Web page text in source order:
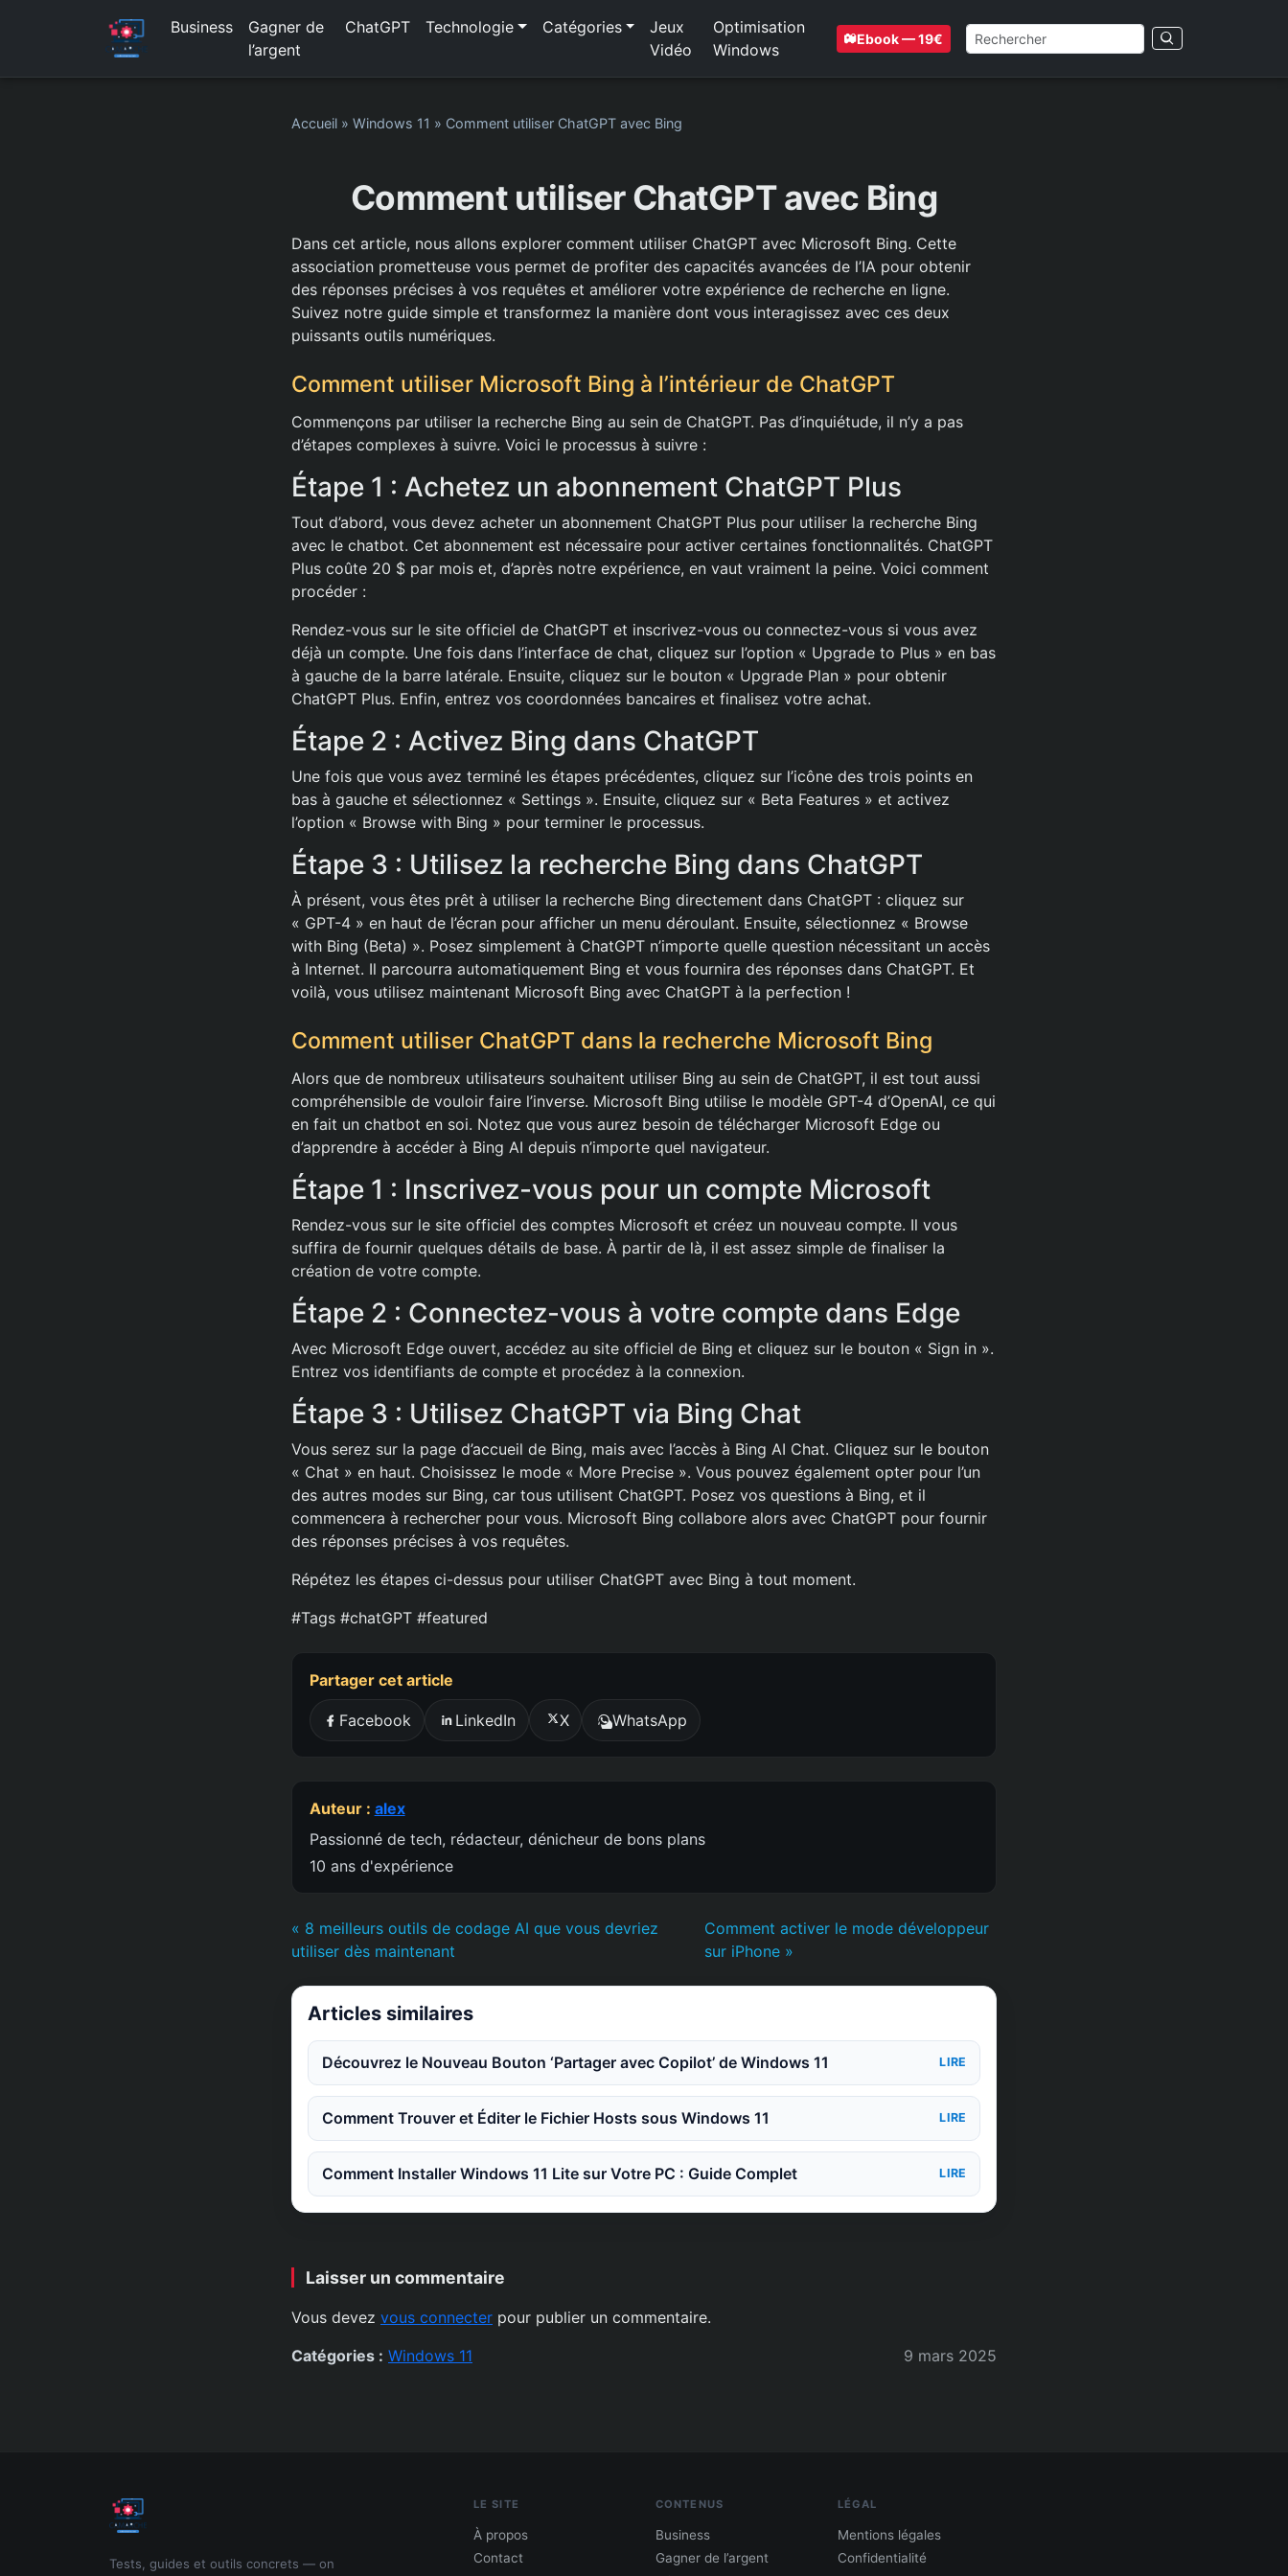
Business
Gagner de
l’argent
ChatGPT Technologie Catégories
Jeux
Vidéo
Optimisation
Windows
Ebook — 19€
Accueil » Windows 11 » Comment utiliser ChatGPT avec Bing
Comment utiliser ChatGPT avec Bing
Dans cet article, nous allons explorer comment utiliser ChatGPT avec Microsoft Bing. Cette
association prometteuse vous permet de profiter des capacités avancées de l’IA pour obtenir
des réponses précises à vos requêtes et améliorer votre expérience de recherche en ligne.
Suivez notre guide simple et transformez la manière dont vous interagissez avec ces deux
puissants outils numériques.
Comment utiliser Microsoft Bing à l’intérieur de ChatGPT
Commençons par utiliser la recherche Bing au sein de ChatGPT. Pas d’inquiétude, il n’y a pas
d’étapes complexes à suivre. Voici le processus à suivre :
Étape 1 : Achetez un abonnement ChatGPT Plus
Tout d’abord, vous devez acheter un abonnement ChatGPT Plus pour utiliser la recherche Bing
avec le chatbot. Cet abonnement est nécessaire pour activer certaines fonctionnalités. ChatGPT
Plus coûte 20 $ par mois et, d’après notre expérience, en vaut vraiment la peine. Voici comment
procéder :
Rendez-vous sur le site officiel de ChatGPT et inscrivez-vous ou connectez-vous si vous avez
déjà un compte. Une fois dans l’interface de chat, cliquez sur l’option « Upgrade to Plus » en bas
à gauche de la barre latérale. Ensuite, cliquez sur le bouton « Upgrade Plan » pour obtenir
ChatGPT Plus. Enfin, entrez vos coordonnées bancaires et finalisez votre achat.
Étape 2 : Activez Bing dans ChatGPT
Une fois que vous avez terminé les étapes précédentes, cliquez sur l’icône des trois points en
bas à gauche et sélectionnez « Settings ». Ensuite, cliquez sur « Beta Features » et activez
l’option « Browse with Bing » pour terminer le processus.
Étape 3 : Utilisez la recherche Bing dans ChatGPT
À présent, vous êtes prêt à utiliser la recherche Bing directement dans ChatGPT : cliquez sur
« GPT-4 » en haut de l’écran pour afficher un menu déroulant. Ensuite, sélectionnez « Browse
with Bing (Beta) ». Posez simplement à ChatGPT n’importe quelle question nécessitant un accès
à Internet. Il parcourra automatiquement Bing et vous fournira des réponses dans ChatGPT. Et
voilà, vous utilisez maintenant Microsoft Bing avec ChatGPT à la perfection !
Comment utiliser ChatGPT dans la recherche Microsoft Bing
Alors que de nombreux utilisateurs souhaitent utiliser Bing au sein de ChatGPT, il est tout aussi
compréhensible de vouloir faire l’inverse. Microsoft Bing utilise le modèle GPT-4 d’OpenAI, ce qui
en fait un chatbot en soi. Notez que vous aurez besoin de télécharger Microsoft Edge ou
d’apprendre à accéder à Bing AI depuis n’importe quel navigateur.
Étape 1 : Inscrivez-vous pour un compte Microsoft
Rendez-vous sur le site officiel des comptes Microsoft et créez un nouveau compte. Il vous
suffira de fournir quelques détails de base. À partir de là, il est assez simple de finaliser la
création de votre compte.
Étape 2 : Connectez-vous à votre compte dans Edge
Avec Microsoft Edge ouvert, accédez au site officiel de Bing et cliquez sur le bouton « Sign in ».
Entrez vos identifiants de compte et procédez à la connexion.
Étape 3 : Utilisez ChatGPT via Bing Chat
Vous serez sur la page d’accueil de Bing, mais avec l’accès à Bing AI Chat. Cliquez sur le bouton
« Chat » en haut. Choisissez le mode « More Precise ». Vous pouvez également opter pour l’un
des autres modes sur Bing, car tous utilisent ChatGPT. Posez vos questions à Bing, et il
commencera à rechercher pour vous. Microsoft Bing collabore alors avec ChatGPT pour fournir
des réponses précises à vos requêtes.
Répétez les étapes ci-dessus pour utiliser ChatGPT avec Bing à tout moment.
#Tags #chatGPT #featured
Partager cet article
Facebook LinkedIn X WhatsApp
Auteur : alex
Passionné de tech, rédacteur, dénicheur de bons plans
10 ans d'expérience
« 8 meilleurs outils de codage AI que vous devriez
utiliser dès maintenant
Comment activer le mode développeur
sur iPhone »
Articles similaires
Découvrez le Nouveau Bouton ‘Partager avec Copilot’ de Windows 11 LIRE
Comment Trouver et Éditer le Fichier Hosts sous Windows 11 LIRE
Comment Installer Windows 11 Lite sur Votre PC : Guide Complet LIRE
Laisser un commentaire
Vous devez vous connecter pour publier un commentaire.
Catégories : Windows 11 9 mars 2025
Tests, guides et outils concrets — on
LE SITE
À propos
Contact
CONTENUS
Business
Gagner de l’argent
LÉGAL
Mentions légales
Confidentialité